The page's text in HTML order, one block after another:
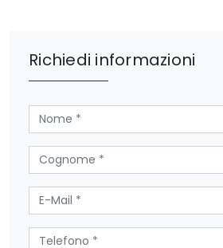
Richiedi informazioni